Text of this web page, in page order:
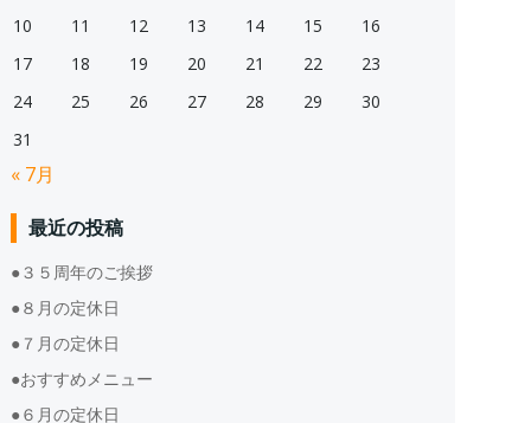
10
11 12 13 14 15
16
17
18 19 20 21 22
23
24
25 26 27 28 29
30
31
« 7月
最近の投稿
●３５周年のご挨拶
●８月の定休日
●７月の定休日
●おすすめメニュー
●６月の定休日